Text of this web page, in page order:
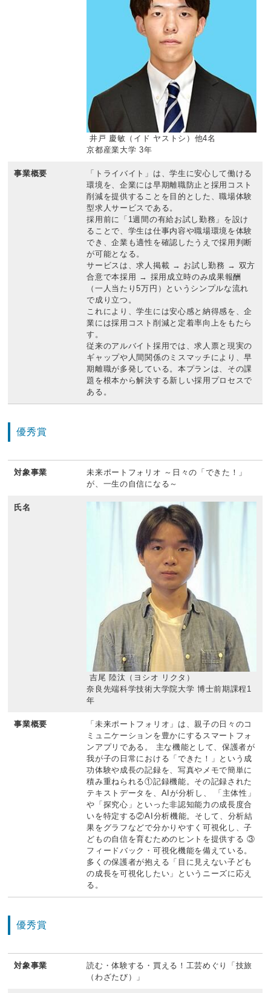
井戸 慶敏（イド ヤストシ）他4名
京都産業大学 3年
事業概要
「トライバイト」は、学生に安心して働ける
環境を、企業には早期離職防止と採用コスト
削減を提供することを目的とした、職場体験
型求人サービスである。
採用前に「1週間の有給お試し勤務」を設け
ることで、学生は仕事内容や職場環境を体験
でき、企業も適性を確認したうえで採用判断
が可能となる。
サービスは、求人掲載 → お試し勤務 → 双方
合意で本採用 → 採用成立時のみ成果報酬
（一人当たり5万円）というシンプルな流れ
で成り立つ。
これにより、学生には安心感と納得感を、企
業には採用コスト削減と定着率向上をもたら
す。
従来のアルバイト採用では、求人票と現実の
ギャップや人間関係のミスマッチにより、早
期離職が多発している。本プランは、その課
題を根本から解決する新しい採用プロセスで
ある。
優秀賞
対象事業
未来ポートフォリオ ～日々の「できた！」
が、一生の自信になる～
氏名
吉尾 陸汰（ヨシオ リクタ）
奈良先端科学技術大学院大学 博士前期課程1
年
事業概要
「未来ポートフォリオ」は、親子の日々のコ
ミュニケーションを豊かにするスマートフォ
ンアプリである。 主な機能として、保護者が
我が子の日常における「できた！」という成
功体験や成長の記録を、写真やメモで簡単に
積み重ねられる①記録機能。その記録された
テキストデータを、AIが分析し、 「主体性」
や「探究心」といった非認知能力の成長度合
いを特定する②AI分析機能。そして、分析結
果をグラフなどで分かりやすく可視化し、子
どもの自信を育むためのヒントを提供する ③
フィードバック・可視化機能を備えている。
多くの保護者が抱える「目に見えない子ども
の成長を可視化したい」というニーズに応え
る。
優秀賞
対象事業
読む・体験する・買える！工芸めぐり「技旅
（わざたび）」